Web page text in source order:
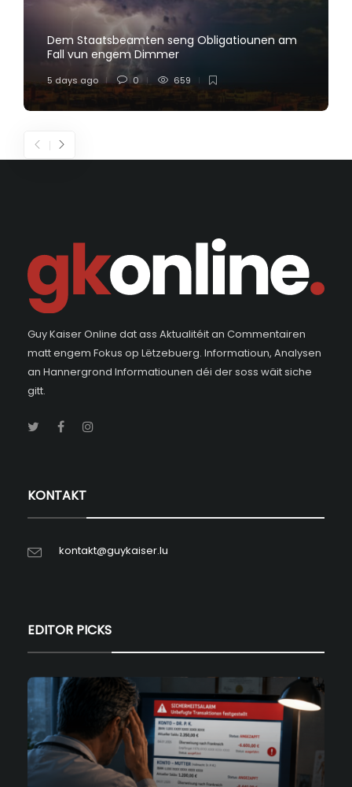
Dem Staatsbeamten seng Obligatiounen am
Fall vun engem Dimmer
5 days ago 0 659
Guy Kaiser Online dat ass Aktualitéit an Commentairen
matt engem Fokus op Lëtzebuerg. Informatioun, Analysen
an Hannergrond Informatiounen déi der soss wäit siche
gitt.
KONTAKT
kontakt@guykaiser.lu
EDITOR PICKS